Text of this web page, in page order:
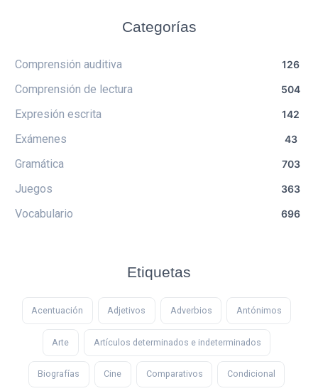
Categorías
Comprensión auditiva 126
Comprensión de lectura 504
Expresión escrita 142
Exámenes 43
Gramática 703
Juegos 363
Vocabulario 696
Etiquetas
Acentuación Adjetivos Adverbios Antónimos
Arte Artículos determinados e indeterminados
Biografías Cine Comparativos Condicional